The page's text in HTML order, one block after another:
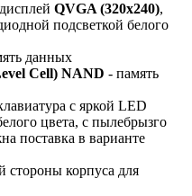
QVGA (320x240),
подсветкой белого
данных
Cell) NAND - память
с яркой LED
цвета, c пылебрызго
поставка в варианте
стороны корпуса для